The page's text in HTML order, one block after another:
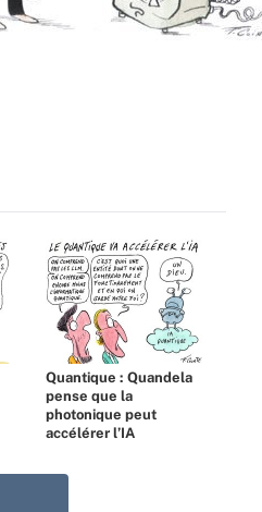
Quantique : Quandela
pense que la
photonique peut
accélérer l’IA